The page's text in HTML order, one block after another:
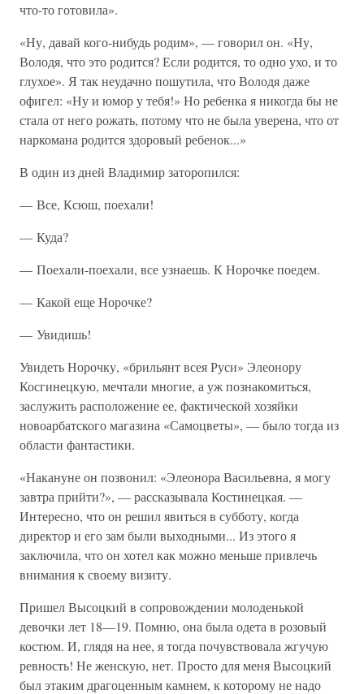
что-то готовила».
«Ну, давай кого-нибудь родим», — говорил он. «Ну,
Володя, что это родится? Если родится, то одно ухо, и то
глухое». Я так неудачно пошутила, что Володя даже
офигел: «Ну и юмор у тебя!» Но ребенка я никогда бы не
стала от него рожать, потому что не была уверена, что от
наркомана родится здоровый ребенок...»
В один из дней Владимир заторопился:
— Все, Ксюш, поехали!
— Куда?
— Поехали-поехали, все узнаешь. К Норочке поедем.
— Какой еще Норочке?
— Увидишь!
Увидеть Норочку, «брильянт всея Руси» Элеонору
Косгинецкую, мечтали многие, а уж познакомиться,
заслужить расположение ее, фактической хозяйки
новоарбатского магазина «Самоцветы», — было тогда из
области фантастики.
«Накануне он позвонил: «Элеонора Васильевна, я могу
завтра прийти?», — рассказывала Костинецкая. —
Интересно, что он решил явиться в субботу, когда
директор и его зам были выходными... Из этого я
заключила, что он хотел как можно меньше привлечь
внимания к своему визиту.
Пришел Высоцкий в сопровождении молоденькой
девочки лет 18—19. Помню, она была одета в розовый
костюм. И, глядя на нее, я тогда почувствовала жгучую
ревность! Не женскую, нет. Просто для меня Высоцкий
был этаким драгоценным камнем, к которому не надо